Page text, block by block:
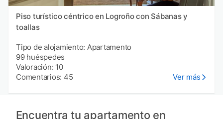
Piso turístico céntrico en Logroño con Sábanas y
toallas
Tipo de alojamiento: Apartamento
99 huéspedes
Valoración: 10
Comentarios: 45
Ver más
Encuentra tu apartamento en